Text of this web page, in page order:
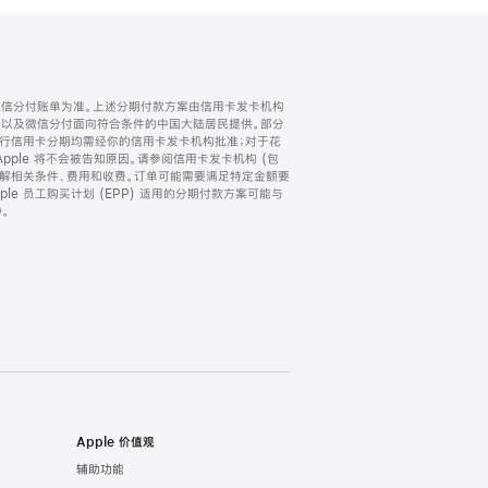
分付账单为准。上述分期付款方案由信用卡发卡机构
及微信分付面向符合条件的中国大陆居民提供。部分
用卡分期均需经你的信用卡发卡机构批准；对于花
将不会被告知原因。请参阅信用卡发卡机构 (包
相关条件、费用和收费。订单可能需要满足特定金额要
员工购买计划 (EPP) 适用的分期付款方案可能与
Apple 价值观
辅助功能